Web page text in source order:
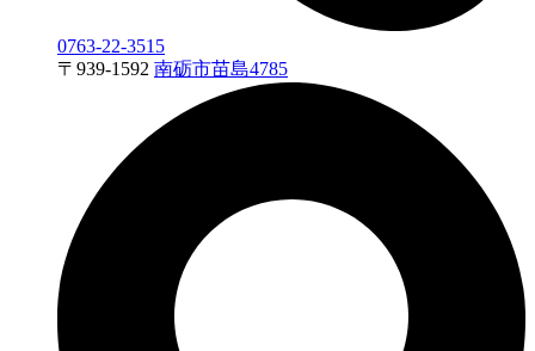
0763-22-3515
〒 939-1592 南砺市苗島4785